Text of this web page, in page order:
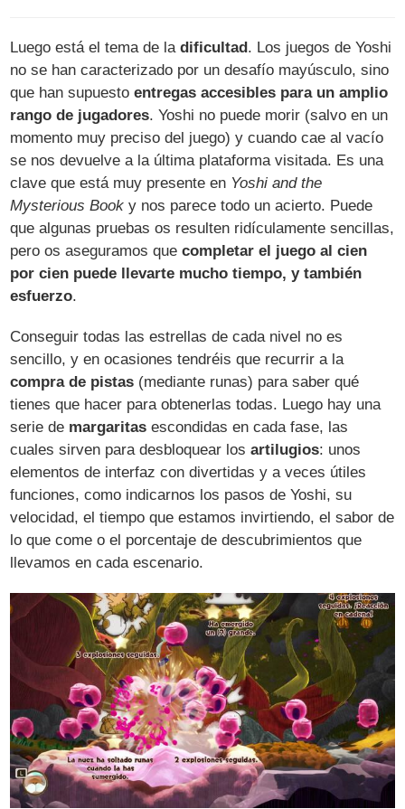
Luego está el tema de ladificultad . Los juegos de Yoshi
no se han caracterizado por un desafío mayúsculo, sino
que han supuestoentregas accesibles para un amplio
rango de jugadores. Yoshi no puede morir (salvo en un
momento muy preciso del juego) y cuando cae al vacío
se nos devuelve a la última plataforma visitada. Es una
clave que está muy presente en Yoshi and the
Mysterious Book y nos parece todo un acierto. Puede
que algunas pruebas os resulten ridículamente sencillas,
pero os aseguramos quecompletar el juego al cien
por cien puede llevarte mucho tiempo, y también
esfuerzo.
Conseguir todas las estrellas de cada nivel no es
sencillo, y en ocasiones tendréis que recurrir a la
compra de pistas (mediante runas) para saber qué
tienes que hacer para obtenerlas todas. Luego hay una
serie de margaritas escondidas en cada fase, las
cuales sirven para desbloquear losartilugios: unos
elementos de interfaz con divertidas y a veces útiles
funciones, como indicarnos los pasos de Yoshi, su
velocidad, el tiempo que estamos invirtiendo, el sabor de
lo que come o el porcentaje de descubrimientos que
llevamos en cada escenario.